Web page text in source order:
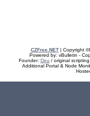
CZFree.NET| Copyright
Powered by: vBulletin -
Founder: Deu / original
Additional Portal & Node